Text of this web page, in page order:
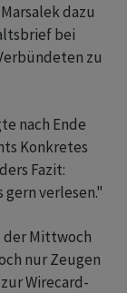
dazu
bei
zu
nach Ende
Konkretes
Fazit:
gern verlesen."
der Mittwoch
nur Zeugen
Wirecard-